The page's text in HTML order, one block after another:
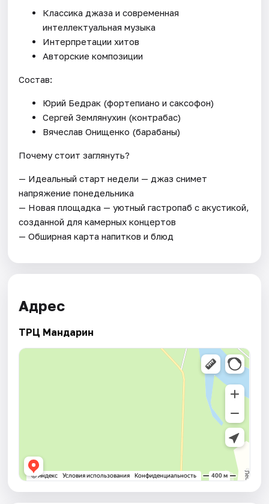
Классика джаза и современная
интеллектуальная музыка
Интерпретации хитов
Авторские композиции
Состав:
Юрий Бедрак (фортепиано и саксофон)
Сергей Землянухин (контрабас)
Вячеслав Онищенко (барабаны)
Почему стоит заглянуть?
— Идеальный старт недели — джаз снимет
напряжение понедельника
— Новая площадка — уютный гастропаб с акустикой,
созданной для камерных концертов
— Обширная карта напитков и блюд
Адрес
ТРЦ Мандарин